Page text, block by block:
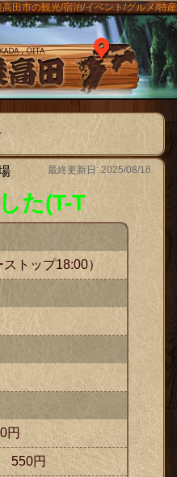
高田市の観光/宿泊/イベント/グルメ/特産
The豊後
最終更新日: 2025/08/16
た(T-T
トップ18:00）
円
550円